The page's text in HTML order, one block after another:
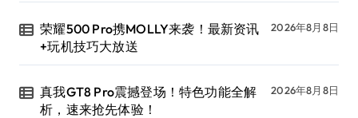
荣耀500 Pro携MOLLY来袭！最新资讯
+玩机技巧大放送
2026年8月8日
真我GT8 Pro震撼登场！特色功能全解
析，速来抢先体验！
2026年8月8日